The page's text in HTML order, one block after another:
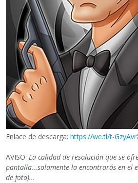
Enlace de descarga: https://we.tl/t-
AVISO: La calidad de resolución que se
pantalla...solamente la encontrarás en el
de foto)...